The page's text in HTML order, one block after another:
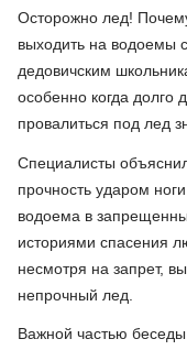
Осторожно лед!
выходить на водоемы
дедовичским
особенно когда долго
провалиться под лед
Специалисты
прочность ударом
водоема в
историями спасения
несмотря на запрет,
непрочный лед.
Важной частью беседы